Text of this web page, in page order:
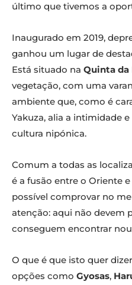
último que tivemos a
Inaugurado em 2019,
ganhou um lugar de
Está situado na Quinta da
vegetação, com uma
ambiente que, como é
Yakuza, alia a intimidade
cultura nipónica.
Comum a todas as
é a fusão entre o Oriente
possível comprovar no
atenção: aqui não devem
conseguem encontrar
O que é que isto quer
opções como Gyosas,